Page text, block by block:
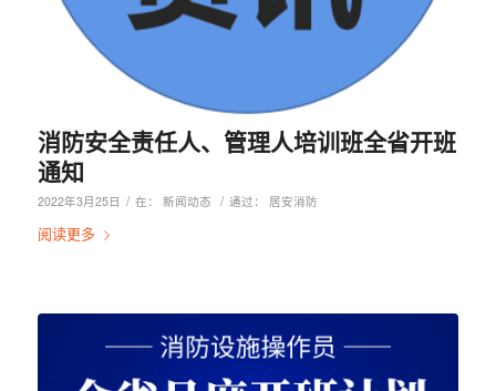
消防安全责任人、管理人培训班全省开班
通知
2022年3月25日 / 在： 新闻动态 / 通过： 居安消防
阅读更多